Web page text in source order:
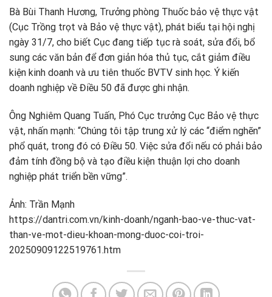
Bà Bùi Thanh Hương, Trưởng phòng Thuốc bảo vệ thực vật
(Cục Trồng trọt và Bảo vệ thực vật), phát biểu tại hội nghị
ngày 31/7, cho biết Cục đang tiếp tục rà soát, sửa đổi, bổ
sung các văn bản để đơn giản hóa thủ tục, cắt giảm điều
kiện kinh doanh và ưu tiên thuốc BVTV sinh học. Ý kiến
doanh nghiệp về Điều 50 đã được ghi nhận.
Ông Nghiêm Quang Tuấn, Phó Cục trưởng Cục Bảo vệ thực
vật, nhấn mạnh: “Chúng tôi tập trung xử lý các “điểm nghẽn”
phổ quát, trong đó có Điều 50. Việc sửa đổi nếu có phải bảo
đảm tính đồng bộ và tạo điều kiện thuận lợi cho doanh
nghiệp phát triển bền vững”.
Ảnh: Trần Mạnh
https://dantri.com.vn/kinh-doanh/nganh-bao-ve-thuc-vat-
than-ve-mot-dieu-khoan-mong-duoc-coi-troi-
20250909122519761.htm